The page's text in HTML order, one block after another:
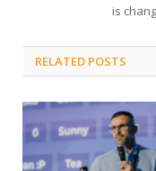
is
RELATED POSTS